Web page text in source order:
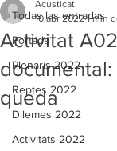
Todas las entradas
Portada
Plenaris 2022
Reptes 2022
Dilemes 2022
Activitats 2022
Activitat
queda
Acusticat
10 abr 2022 1 min